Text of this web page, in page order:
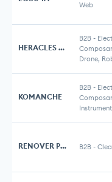
Web
HERACLES ROBOTICS
B2B -
Drone,
KOMANCHE
B2B -
RENOVER POUR DEMAIN B2B -